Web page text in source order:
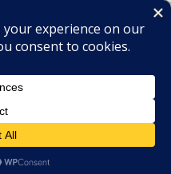
& GARAGE - MUSIC